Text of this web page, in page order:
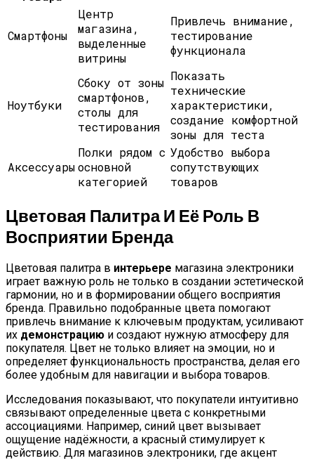
Смартфоны
Центр
магазина,
выделенные
витрины
Привлечь внимание,
тестирование
функционала
Ноутбуки
Сбоку от зоны
смартфонов,
столы для
тестирования
Показать
технические
характеристики,
создание комфортной
зоны для теста
Аксессуары
Полки рядом с
основной
категорией
Удобство выбора
сопутствующих
товаров
Цветовая Палитра И Её Роль В
Восприятии Бренда
Цветовая палитра в интерьере магазина электроники
играет важную роль не только в создании эстетической
гармонии, но и в формировании общего восприятия
бренда. Правильно подобранные цвета помогают
привлечь внимание к ключевым продуктам, усиливают
их демонстрацию и создают нужную атмосферу для
покупателя. Цвет не только влияет на эмоции, но и
определяет функциональность пространства, делая его
более удобным для навигации и выбора товаров.
Исследования показывают, что покупатели интуитивно
связывают определенные цвета с конкретными
ассоциациями. Например, синий цвет вызывает
ощущение надёжности, а красный стимулирует к
действию. Для магазинов электроники, где акцент